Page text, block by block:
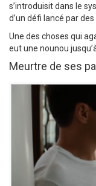
s’introduisit dans le
d’un défi lancé par des
Une des choses qui
eut une nounou
Meurtre de ses